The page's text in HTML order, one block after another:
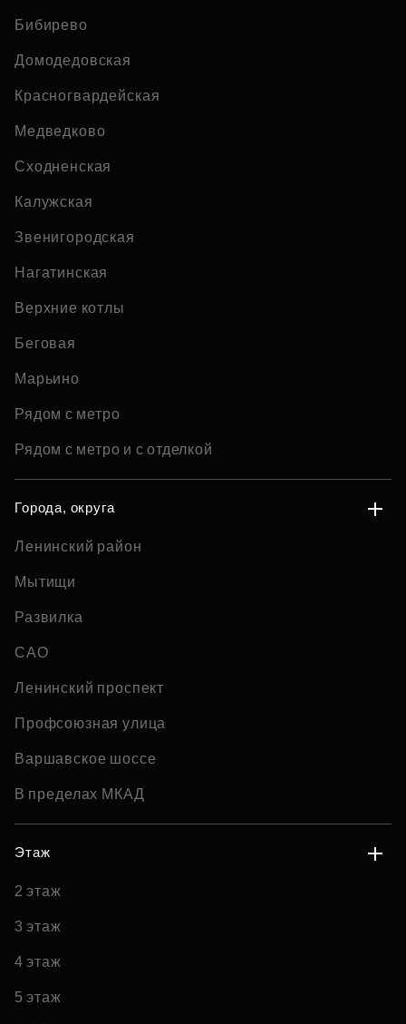
Бибирево
Домодедовская
Красногвардейская
Медведково
Сходненская
Калужская
Звенигородская
Нагатинская
Верхние котлы
Беговая
Марьино
Рядом с метро
Рядом с метро и с отделкой
Города, округа
Ленинский район
Мытищи
Развилка
САО
Ленинский проспект
Профсоюзная улица
Варшавское шоссе
В пределах МКАД
Этаж
2 этаж
3 этаж
4 этаж
5 этаж